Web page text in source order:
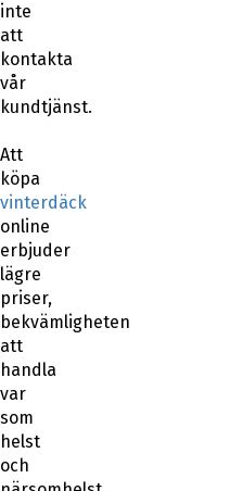
kontakta
vår
kundtjänst.
köpa
vinterdäck
online
erbjuder
lägre
priser,
bekvämligheten
att
handla
var
och
närsomhelst.
På